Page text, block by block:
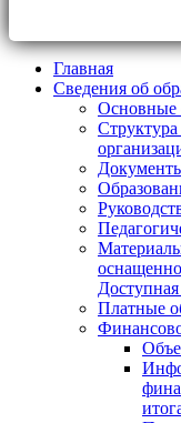
Главная
Сведения об
Основные
Доступная
Платные